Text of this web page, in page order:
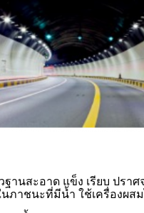
ฐานสะอาด แข็ง เรียบ ปร
ภาชนะที่มีน้ำ ใช้เครื่องผ